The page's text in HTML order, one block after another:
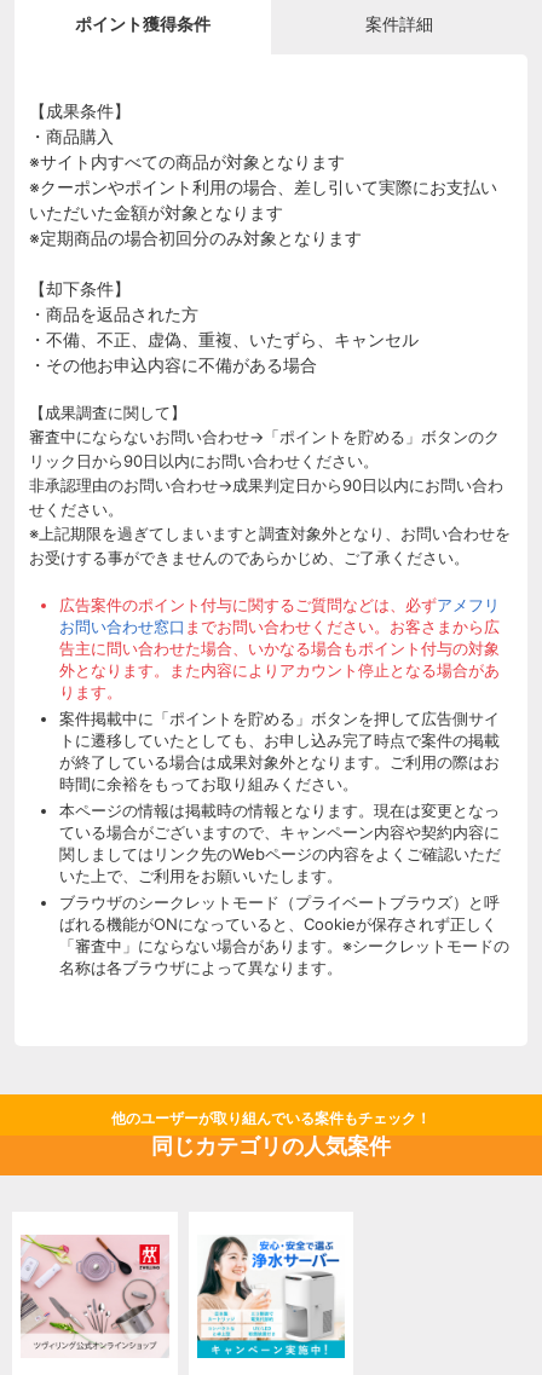
ポイント獲得条件 案件詳細
【成果条件】
・商品購入
※サイト内すべての商品が対象となります
※クーポンやポイント利用の場合、差し引いて実際にお支払い
いただいた金額が対象となります
※定期商品の場合初回分のみ対象となります
【却下条件】
・商品を返品された方
・不備、不正、虚偽、重複、いたずら、キャンセル
・その他お申込内容に不備がある場合
【成果調査に関して】
審査中にならないお問い合わせ→「ポイントを貯める」ボタンのク
リック日から90日以内にお問い合わせください。
非承認理由のお問い合わせ→成果判定日から90日以内にお問い合わ
せください。
※上記期限を過ぎてしまいますと調査対象外となり、お問い合わせを
お受けする事ができませんのであらかじめ、ご了承ください。
広告案件のポイント付与に関するご質問などは、必ずアメフリ
お問い合わせ窓口 までお問い合わせください。お客さまから広
告主に問い合わせた場合、いかなる場合もポイント付与の対象
外となります。また内容によりアカウント停止となる場合があ
ります。
案件掲載中に「ポイントを貯める」ボタンを押して広告側サイ
トに遷移していたとしても、お申し込み完了時点で案件の掲載
が終了している場合は成果対象外となります。ご利用の際はお
時間に余裕をもってお取り組みください。
本ページの情報は掲載時の情報となります。現在は変更となっ
ている場合がございますので、キャンペーン内容や契約内容に
関しましてはリンク先のWebページの内容をよくご確認いただ
いた上で、ご利用をお願いいたします。
ブラウザのシークレットモード（プライベートブラウズ）と呼
ばれる機能がONになっていると、Cookieが保存されず正しく
「審査中」にならない場合があります。※シークレットモードの
名称は各ブラウザによって異なります。
他のユーザーが取り組んでいる案件もチェック！
同じカテゴリの人気案件